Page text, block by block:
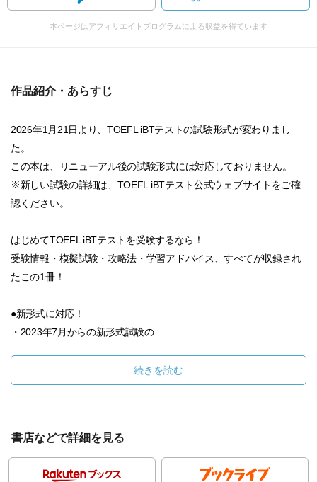
本ページはアフィリエイトプログラムによる収益を得ています
作品紹介・あらすじ
2026年1月21日より、TOEFL iBTテストの試験形式が変わりまし
た。
この本は、リニューアル後の試験形式には対応しておりません。
※新しい試験の詳細は、TOEFL iBTテスト公式ウェブサイトをご確
認ください。
はじめてTOEFL iBTテストを受験するなら！
受験情報・模擬試験・攻略法・学習アドバイス、すべてが収録され
たこの1冊！
●新形式に対応！
・2023年7月からの新形式試験の...
続きを読む
書店などで詳細を見る